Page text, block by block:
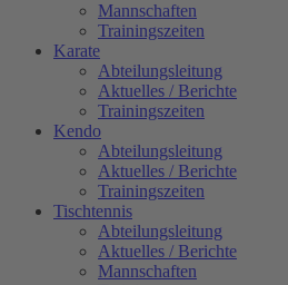
Mannschaften
Trainingszeiten
Karate
Abteilungsleitung
Aktuelles / Berichte
Trainingszeiten
Kendo
Abteilungsleitung
Aktuelles / Berichte
Trainingszeiten
Tischtennis
Abteilungsleitung
Aktuelles / Berichte
Mannschaften